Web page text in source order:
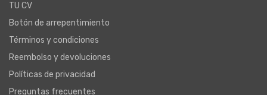
TU CV
Botón de arrepentimiento
Términos y condiciones
Reembolso y devoluciones
Políticas de privacidad
Preguntas frecuentes